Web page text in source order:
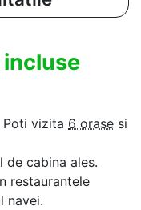
Poti vizita 6 orase si
de cabina ales.
restaurantele
navei.